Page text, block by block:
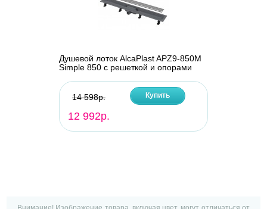
Душевой лоток AlcaPlast APZ9-850M
Simple 850 с решеткой и опорами
14 598р.
12 992р.
Купить